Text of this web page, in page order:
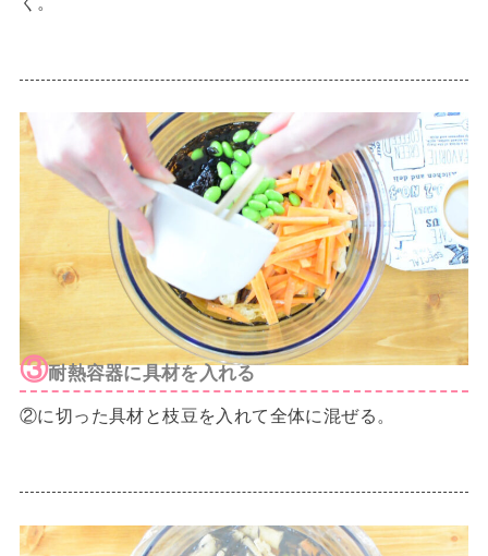
③耐熱容器に具材を入れる
②に切った具材と枝豆を入れて全体に混ぜる。